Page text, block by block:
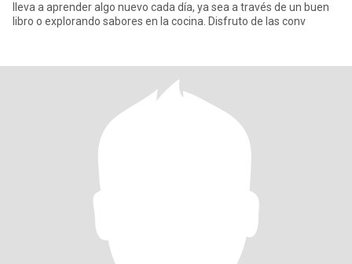
lleva a aprender algo nuevo cada día, ya sea a través de un buen
libro o explorando sabores en la cocina. Disfruto de las conv